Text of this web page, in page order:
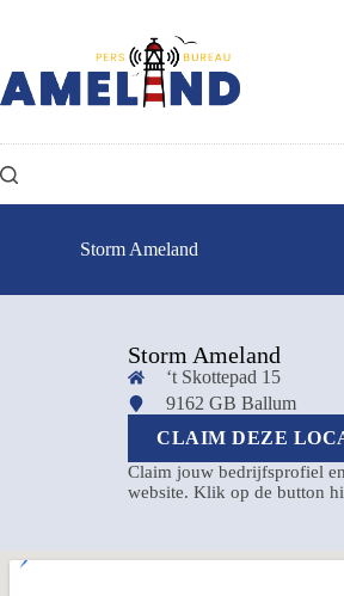
Storm Ameland
Storm Ameland
‘t Skottepad 15
9162 GB Ballum
CLAIM DEZE
Claim jouw bedrijfsprofiel
website. Klik op de button